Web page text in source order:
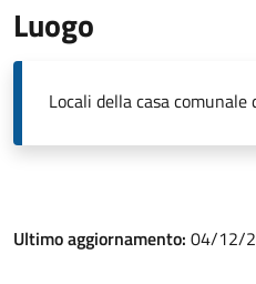
Luogo
Locali della casa
Ultimo aggiornamento: 04/12/